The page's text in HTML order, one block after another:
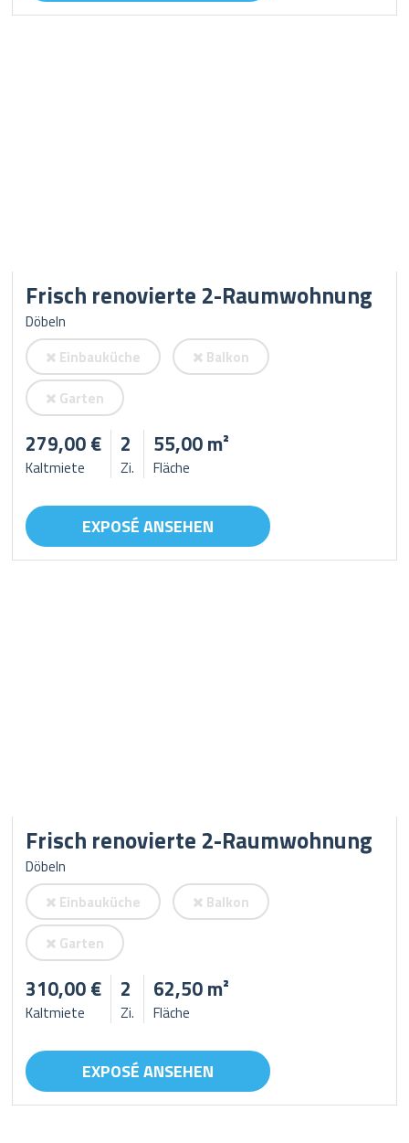
Frisch renovierte 2-Raumwohnung
Döbeln
Einbauküche
Balkon
Garten
279,00 €
Kaltmiete
2
Zi.
55,00 m²
Fläche
EXPOSÉ ANSEHEN
Frisch renovierte 2-Raumwohnung
Döbeln
Einbauküche
Balkon
Garten
310,00 €
Kaltmiete
2
Zi.
62,50 m²
Fläche
EXPOSÉ ANSEHEN